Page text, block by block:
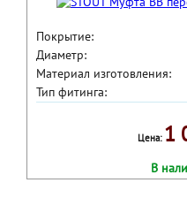
Покрытие:
Диаметр:
Материал изготовления:
Тип фитинга:
Цена: 1
В